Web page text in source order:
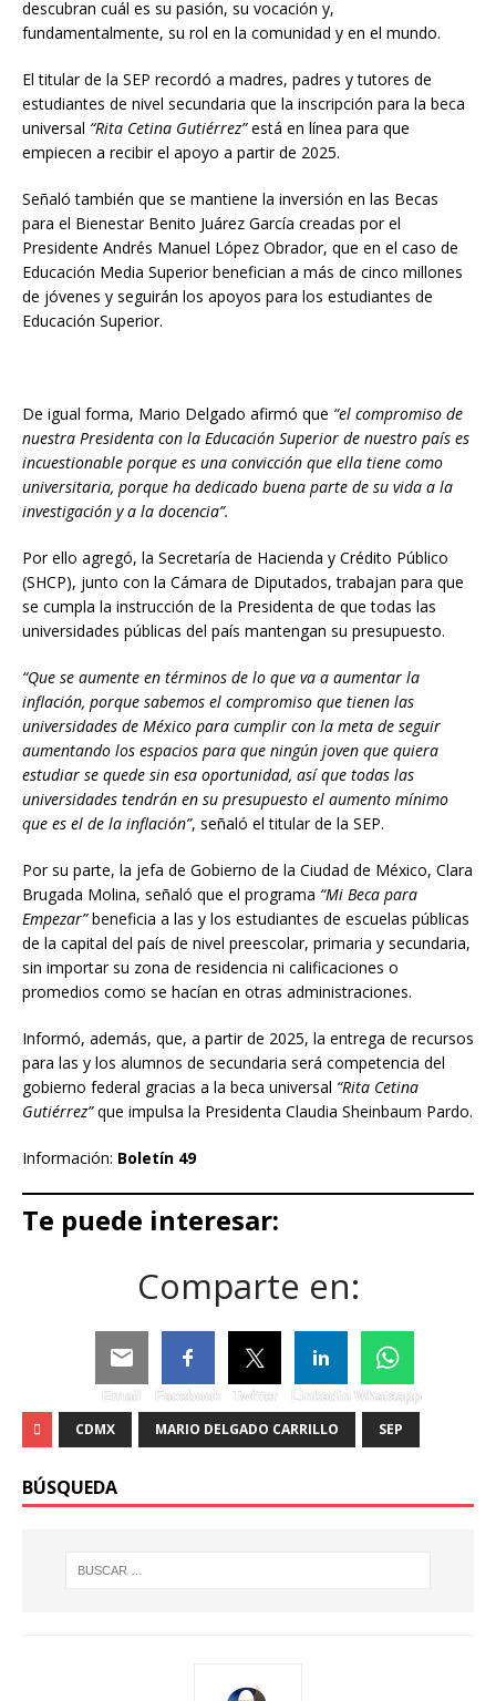
descubran cuál es su pasión, su vocación y,
fundamentalmente, su rol en la comunidad y en el mundo.
El titular de la SEP recordó a madres, padres y tutores de
estudiantes de nivel secundaria que la inscripción para la beca
universal “Rita Cetina Gutiérrez”está en línea para que
empiecen a recibir el apoyo a partir de 2025.
Señaló también que se mantiene la inversión en las Becas
para el Bienestar Benito Juárez García creadas por el
Presidente Andrés Manuel López Obrador, que en el caso de
Educación Media Superior benefician a más de cinco millones
de jóvenes y seguirán los apoyos para los estudiantes de
Educación Superior.
De igual forma, Mario Delgado afirmó que “el compromiso de
nuestra Presidenta con la Educación Superior de nuestro país es
incuestionable porque es una convicción que ella tiene como
universitaria, porque ha dedicado buena parte de su vida a la
investigación y a la docencia”.
Por ello agregó, la Secretaría de Hacienda y Crédito Público
(SHCP), junto con la Cámara de Diputados, trabajan para que
se cumpla la instrucción de la Presidenta de que todas las
universidades públicas del país mantengan su presupuesto.
“Que se aumente en términos de lo que va a aumentar la
inflación, porque sabemos el compromiso que tienen las
universidades de México para cumplir con la meta de seguir
aumentando los espacios para que ningún joven que quiera
estudiar se quede sin esa oportunidad, así que todas las
universidades tendrán en su presupuesto el aumento mínimo
que es el de la inflación”, señaló el titular de la SEP.
Por su parte, la jefa de Gobierno de la Ciudad de México, Clara
Brugada Molina, señaló que el programa “Mi Beca para
Empezar”beneficia a las y los estudiantes de escuelas públicas
de la capital del país de nivel preescolar, primaria y secundaria,
sin importar su zona de residencia ni calificaciones o
promedios como se hacían en otras administraciones.
Informó, además, que, a partir de 2025, la entrega de recursos
para las y los alumnos de secundaria será competencia del
gobierno federal gracias a la beca universal “Rita Cetina
Gutiérrez”que impulsa la Presidenta Claudia Sheinbaum Pardo.
Información: Boletín 49
Te puede interesar:
Comparte en:
Email Facebook Twitter Linkedin Whatsapp
CDMX MARIO DELGADO CARRILLO SEP
BÚSQUEDA